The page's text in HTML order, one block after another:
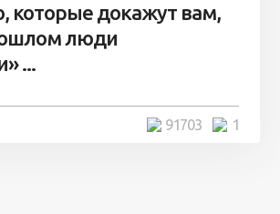
которые докажут вам,
люди
...
1
91703